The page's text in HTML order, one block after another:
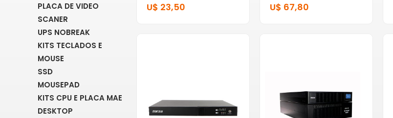
U$ 23,50 U$ 67,80
PLACA DE VIDEO
SCANER
UPS NOBREAK
KITS TECLADOS E
MOUSE
SSD
MOUSEPAD
KITS CPU E PLACA MAE
DESKTOP